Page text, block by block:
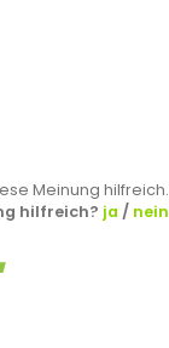
Meinung hilfreich.
hilfreich? ja / nein